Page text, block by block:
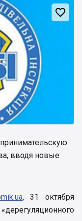

вводя новые
, 31 октября